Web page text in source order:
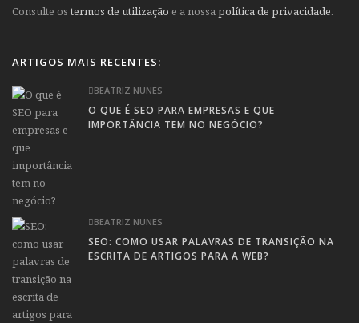
Consulte ostermos de utilização e a nossapolítica de privacidade.
ARTIGOS MAIS RECENTES:
BEATRIZ NUNES
O QUE É SEO PARA EMPRESAS E QUE
IMPORTÂNCIA TEM NO NEGÓCIO?
BEATRIZ NUNES
SEO: COMO USAR PALAVRAS DE TRANSIÇÃO NA
ESCRITA DE ARTIGOS PARA A WEB?